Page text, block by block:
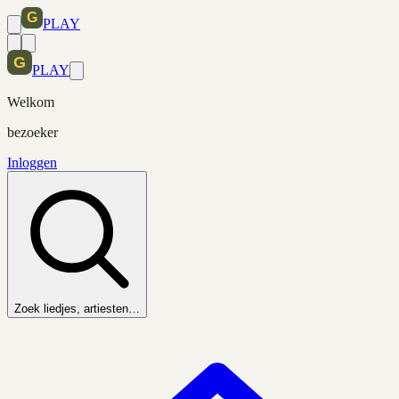
PLAY
PLAY
Welkom
bezoeker
Inloggen
Zoek liedjes, artiesten…